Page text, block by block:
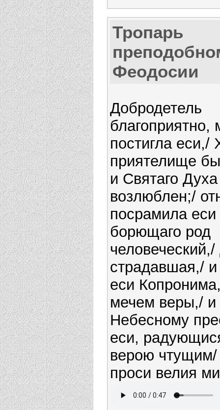
Тропарь
Феодосии
Добродетель
благоприятно,
постигла еси,/
приятелище
и Святаго
возлюблен;/
посрамила еси
борющаго род
страдавшая,/ и
еси
мечем веры,/ и
Небесному
еси,
верою чтущим/
проси велия